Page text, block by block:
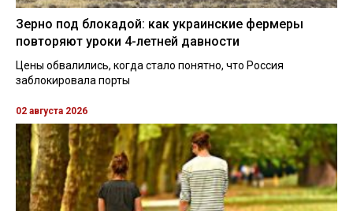
Зерно под блокадой: как украинские фермеры
повторяют уроки 4-летней давности
Цены обвалились, когда стало понятно, что Россия
заблокировала порты
02 августа 2026